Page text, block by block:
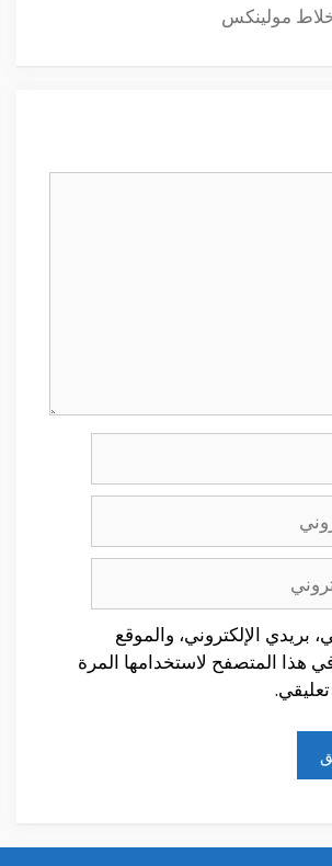
مولينکس
الإلكتروني، والموقع
هذا المتصفح لاستخدامها المرة